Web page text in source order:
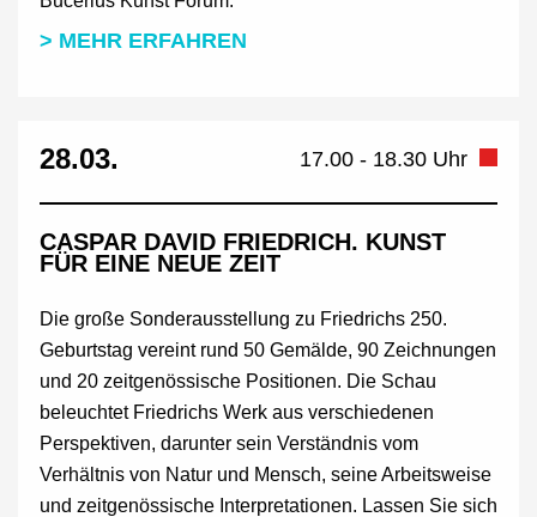
> MEHR ERFAHREN
28.03. 17.00 - 18.30 Uhr
CASPAR DAVID FRIEDRICH. KUNST
FÜR EINE NEUE ZEIT
Die große Sonderausstellung zu Friedrichs 250.
Geburtstag vereint rund 50 Gemälde, 90 Zeichnungen
und 20 zeitgenössische Positionen. Die Schau
beleuchtet Friedrichs Werk aus verschiedenen
Perspektiven, darunter sein Verständnis vom
Verhältnis von Natur und Mensch, seine Arbeitsweise
und zeitgenössische Interpretationen. Lassen Sie sich